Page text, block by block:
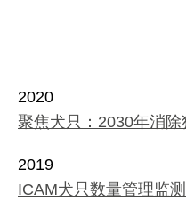
2020
聚焦犬只：2030年消
2019
ICAM犬只数量管理监